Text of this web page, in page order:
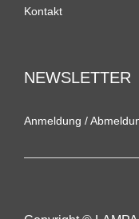
Kontakt
NEWSLETTER
Anmeldung /